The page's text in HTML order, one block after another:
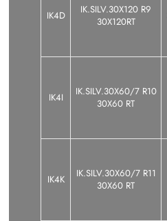
IK4D
IK.SILV.30X120 R9
30X120RT
IK4I
IK.SILV.30X60/7 R10
30X60 RT
IK4K
IK.SILV.30X60/7 R11
30X60 RT